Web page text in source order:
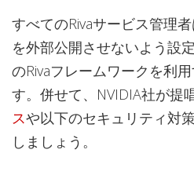
すべてのRivaサービス管理
を外部公開させないよう設
のRivaフレームワークを利
す。併せて、NVIDIA社が提
スや以下のセキュリティ対
しましょう。